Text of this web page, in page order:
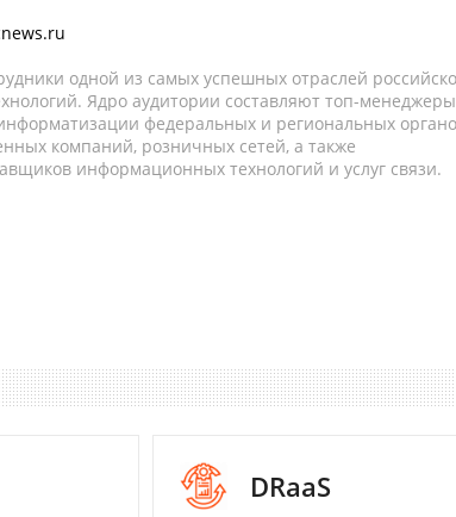
одной из самых успешных отраслей
Ядро аудитории составляют топ-
федеральных и региональных
компаний, розничных сетей, а также
информационных технологий и услуг связи.
DRaaS